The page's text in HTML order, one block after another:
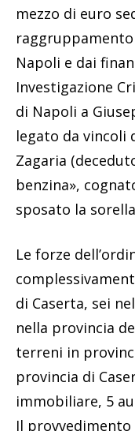
mezzo di euro
raggruppamento
Napoli e dai
Investigazione
di Napoli a
legato da vincoli
Zagaria
benzina»,
sposato la
Le forze
di Caserta, sei
nella provincia
terreni in
provincia di
immobiliare, 5
Il